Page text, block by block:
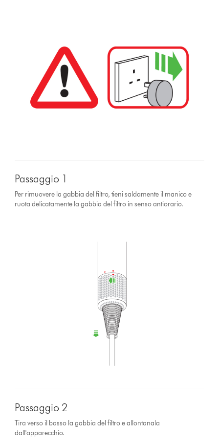
Passaggio 1
Per rimuovere la gabbia del filtro, tieni saldamente il manico e
ruota delicatamente la gabbia del filtro in senso antiorario.
Passaggio 2
Tira verso il basso la gabbia del filtro e allontanala
dall'apparecchio.